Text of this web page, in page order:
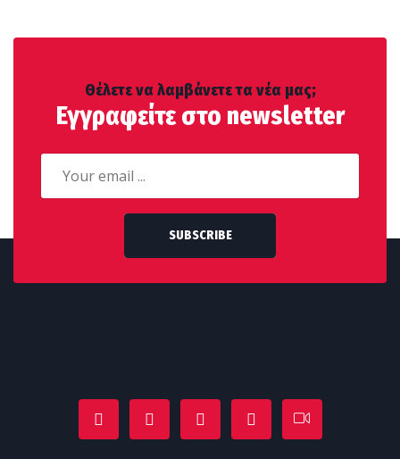
Θέλετε να λαμβάνετε τα νέα μας;
Εγγραφείτε στο newsletter
SUBSCRIBE